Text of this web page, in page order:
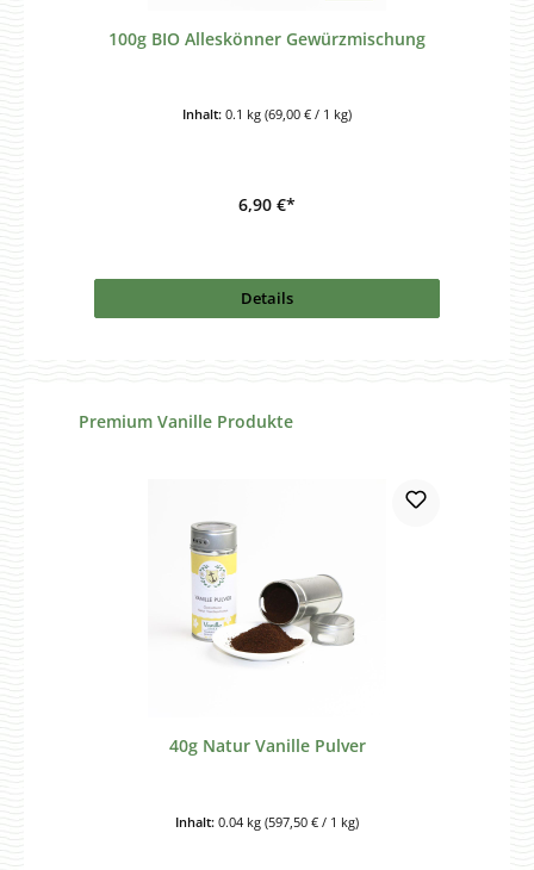
100g BIO Alleskönner Gewürzmischung
Inhalt: 0.1 kg (69,00 € / 1 kg)
6,90 €*
Details
Produktgalerie überspringen
Premium Vanille Produkte
40g Natur Vanille Pulver
Inhalt: 0.04 kg (597,50 € / 1 kg)